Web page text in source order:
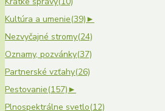
Kultúra a umenie(39)►
Nezvyčajné stromy(24)
Oznamy, pozvánky(37)
Partnerské vzťahy(26)
Pestovanie(157)►
Plnospektrálne svetlo(12)